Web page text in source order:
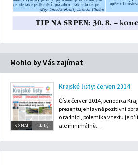
Mohlo by Vás zajímat
SIGNAL slabý
Krajské listy: červen 2014
Číslo červen 2014, periodika
prezentuje hlavně pozitivní
o radnici, polemika v textu je
ale minimálně.…